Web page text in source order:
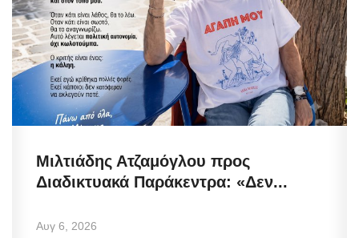
Μιλτιάδης Ατζαμόγλου προς
Διαδικτυακά Παράκεντρα: «Δεν...
Αυγ 6, 2026